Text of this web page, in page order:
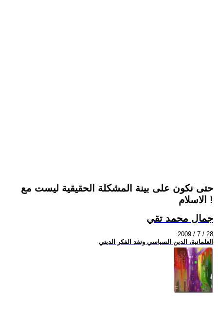
حتى نكون على بينة المشكلة الحقيقية ليست مع
الاسلام !
جمال محمد تقي
2009 / 7 / 28
العلمانية، الدين السياسي ونقد الفكر الديني